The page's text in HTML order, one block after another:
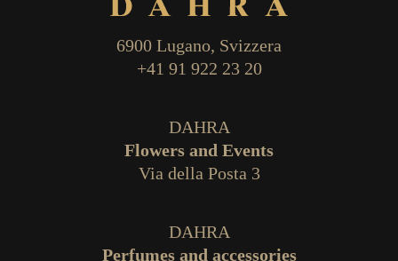
6900 Lugano, Svizzera
+41 91 922 23 20
DAHRA
Flowers and Events
Via della Posta 3
DAHRA
Perfumes and accessories